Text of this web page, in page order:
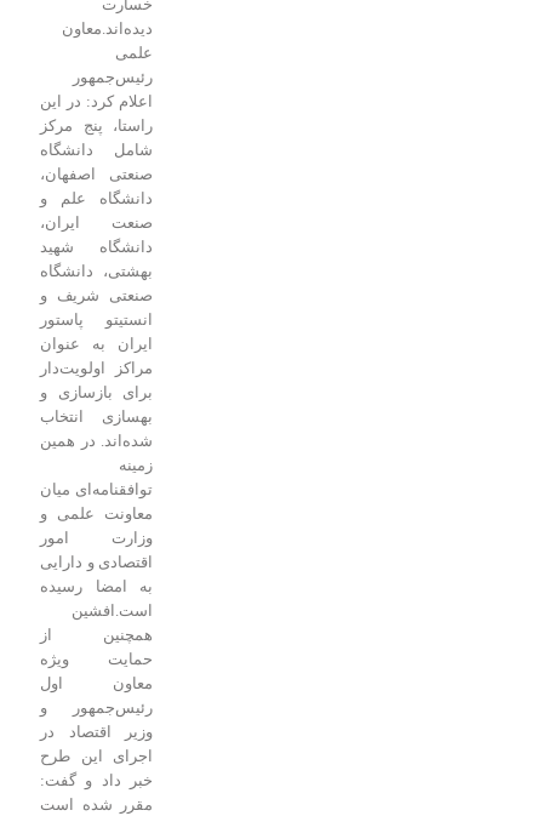
معاون
رئیس‌جمهور
اعلام کرد: در این
راستا، پنج مرکز
شامل دانشگاه
صنعتی اصفهان،
دانشگاه علم و
صنعت ایران،
دانشگاه شهید
بهشتی، دانشگاه
صنعتی شریف و
انستیتو پاستور
ایران به عنوان
مراکز اولویت‌دار
برای بازسازی و
بهسازی انتخاب
شده‌اند. در همین
توافقنامه‌ای میان
معاونت علمی و
وزارت امور
اقتصادی و دارایی
به امضا رسیده
همچنین از
حمایت ویژه
معاون اول
رئیس‌جمهور و
وزیر اقتصاد در
اجرای این طرح
خبر داد و گفت:
مقرر شده است